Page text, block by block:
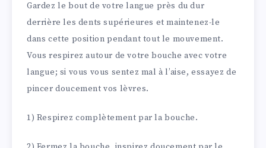
Gardez le bout de votre langue près du dur
derrière les dents supérieures et maintenez-le
dans cette position pendant tout le mouvement.
Vous respirez autour de votre bouche avec votre
langue; si vous vous sentez mal à l’aise, essayez de
pincer doucement vos lèvres.
1) Respirez complètement par la bouche.